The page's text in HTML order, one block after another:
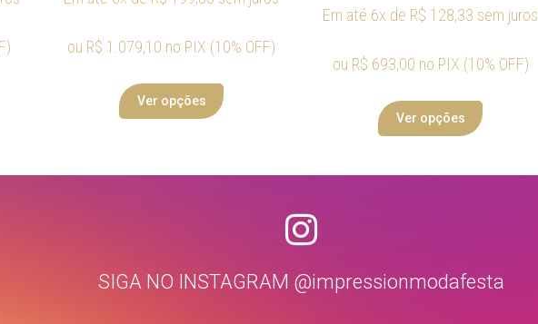
ou R$ 1.079,10 no PIX (10% OFF)
Ver opções
Em até 6x de R$ 128,33 sem juros
ou R$ 693,00 no PIX (10% OFF)
Ver opções
SIGA NO INSTAGRAM @impressionmodafesta